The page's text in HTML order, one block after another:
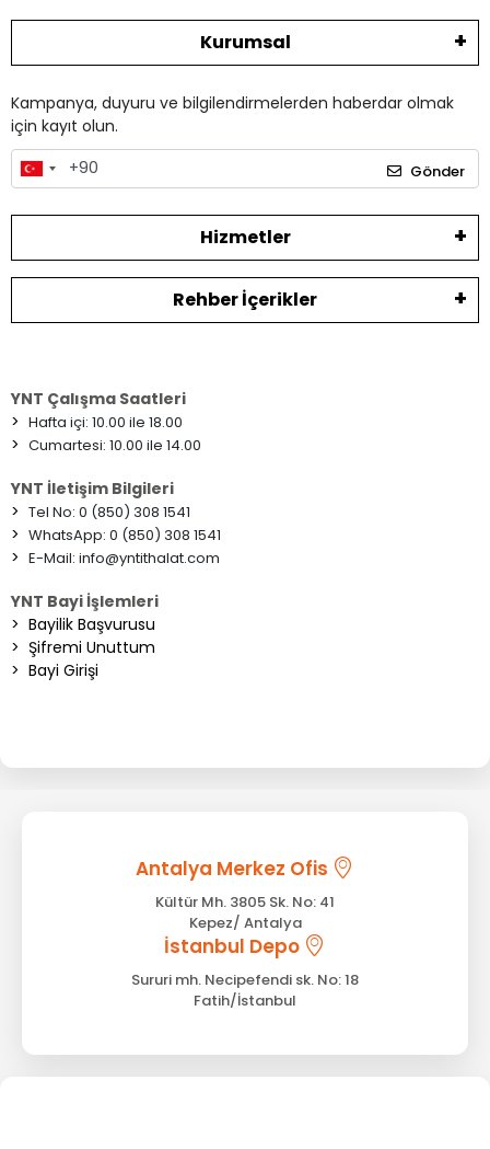
Kurumsal
Kampanya, duyuru ve bilgilendirmelerden haberdar olmak
için kayıt olun.
Gönder
Hizmetler
Rehber İçerikler
YNT Çalışma Saatleri
> Hafta içi: 10.00 ile 18.00
> Cumartesi: 10.00 ile 14.00
YNT İletişim Bilgileri
> Tel No: 0 (850) 308 1541
> WhatsApp: 0 (850) 308 1541
> E-Mail: info@yntithalat.com
YNT Bayi İşlemleri
> Bayilik Başvurusu
> Şifremi Unuttum
> Bayi Girişi
Antalya Merkez Ofis
Kültür Mh. 3805 Sk. No: 41
Kepez/ Antalya
İstanbul Depo
Sururi mh. Necipefendi sk. No: 18
Fatih/İstanbul